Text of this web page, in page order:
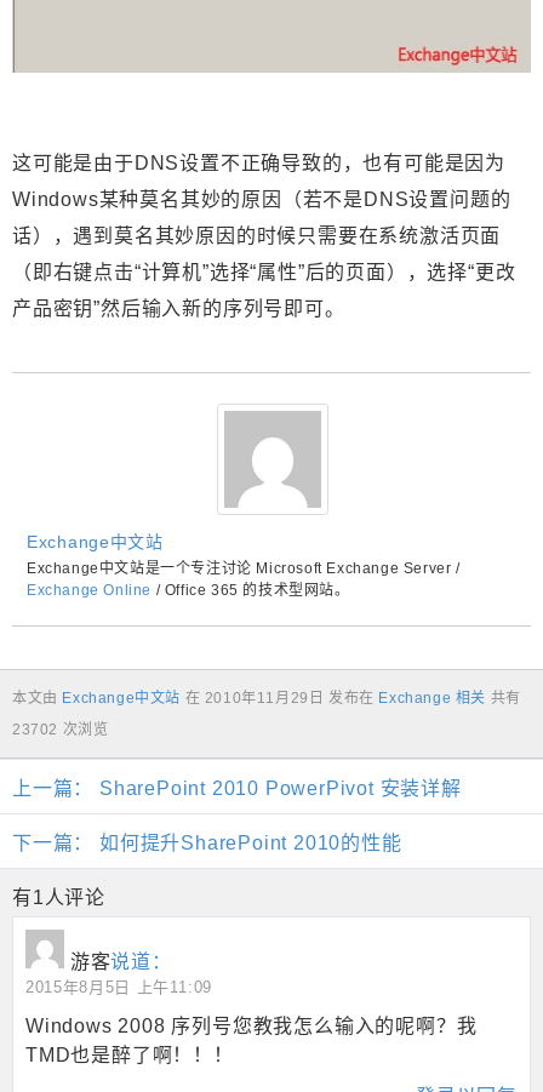
这可能是由于DNS设置不正确导致的，也有可能是因为
Windows某种莫名其妙的原因（若不是DNS设置问题的
话），遇到莫名其妙原因的时候只需要在系统激活页面
（即右键点击“计算机”选择“属性”后的页面），选择“更改
产品密钥”然后输入新的序列号即可。
Exchange中文站
Exchange中文站是一个专注讨论 Microsoft Exchange Server /
Exchange Online / Office 365 的技术型网站。
本文由 Exchange中文站 在 2010年11月29日 发布在 Exchange 相关 共有
23702 次浏览
上一篇： SharePoint 2010 PowerPivot 安装详解
下一篇： 如何提升SharePoint 2010的性能
有1人评论
游客说道：
2015年8月5日 上午11:09
Windows 2008 序列号您教我怎么输入的呢啊？我
TMD也是醉了啊！！！